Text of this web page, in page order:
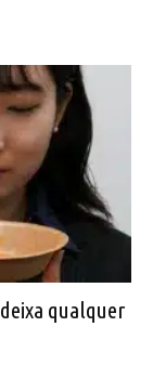
qualquer